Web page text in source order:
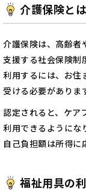
介護保険と
介護保険は、高齢者
支援する社会保険制
利用するには、お住
受ける必要がありま
認定されると、ケア
利用できるようにな
自己負担額は所得に
福祉用具の